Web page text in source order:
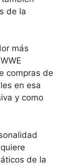
de la
más
compras de
en esa
y como
de la